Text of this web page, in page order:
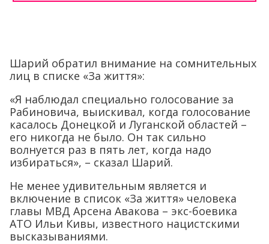
Шарий обратил внимание на сомнительных
лиц в списке «За життя»:
«Я наблюдал специально голосование за
Рабиновича, выискивал, когда голосование
касалось Донецкой и Луганской областей –
его никогда не было. Он так сильно
волнуется раз в пять лет, когда надо
избираться», – сказал Шарий.
Не менее удивительным является и
включение в список «За життя» человека
главы МВД Арсена Авакова – экс-боевика
АТО Ильи Кивы, известного нацистскими
высказываниями.